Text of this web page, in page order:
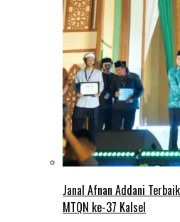
Janal Afnan Addani
MTQN ke-37 Kalsel